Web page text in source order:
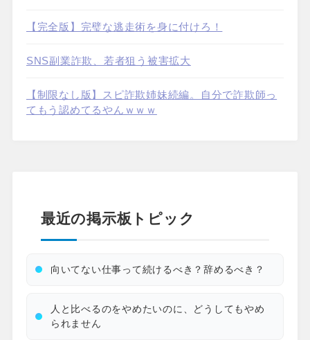
【完全版】完璧な逃走術を身に付けろ！
SNS副業詐欺、若者狙う被害拡大
【制限なし版】スピ詐欺姉妹続編。自分で詐欺師っ
てもう認めてるやんｗｗｗ
最近の掲示板トピック
向いてない仕事って続けるべき？辞めるべき？
人と比べるのをやめたいのに、どうしてもやめ
られません